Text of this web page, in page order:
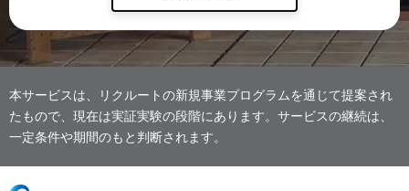
本サービスは、リクルートの新規事業プログラムを通じて提案され
たもので、現在は実証実験の段階にあります。サービスの継続は、
一定条件や期間のもと判断されます。